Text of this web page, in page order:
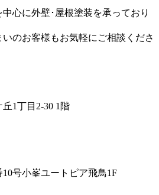
心に外壁･屋根塗装を承っており
のお客様もお気軽にご相談くださ
1丁目2-30 1階
号小峯ユートピア飛鳥1F